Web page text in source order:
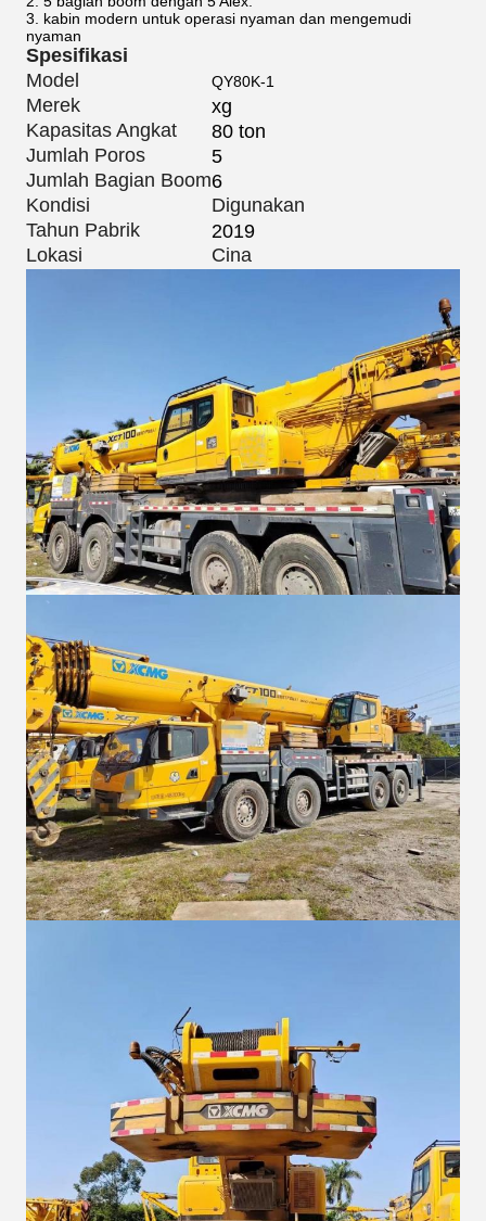
3. kabin modern untuk operasi nyaman dan mengemudi
nyaman
Spesifikasi
Model
QY80K-1
Merek
xg
Kapasitas Angkat
80 ton
Jumlah Poros
5
Jumlah Bagian Boom6
Kondisi
Digunakan
Tahun Pabrik
2019
Lokasi
Cina